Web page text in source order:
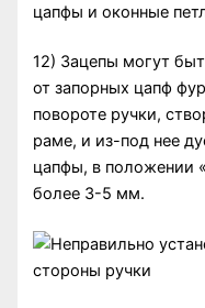
цапфы и оконные
12) Зацепы могут
от запорных цапф
повороте ручки,
раме, и из-под нее
цапфы, в положении
более 3-5 мм.